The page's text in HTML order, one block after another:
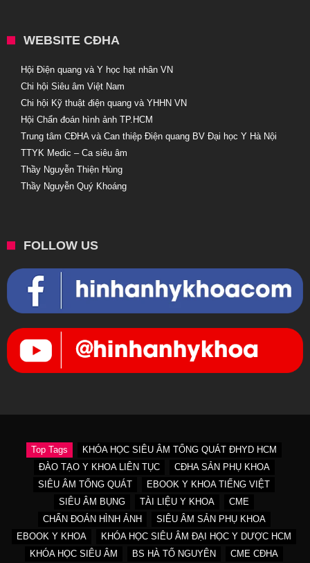
WEBSITE CĐHA
Hội Điện quang và Y học hạt nhân VN
Chi hội Siêu âm Việt Nam
Chi hội Kỹ thuật điện quang và YHHN VN
Hội Chẩn đoán hình ảnh TP.HCM
Trung tâm CĐHA và Can thiệp Điện quang BV Đại học Y Hà Nội
TTYK Medic – Ca siêu âm
Thầy Nguyễn Thiện Hùng
Thầy Nguyễn Quý Khoáng
FOLLOW US
Top Tags
KHÓA HỌC SIÊU ÂM TỔNG QUÁT ĐHYD HCM
ĐÀO TẠO Y KHOA LIÊN TỤC
CĐHA SẢN PHỤ KHOA
SIÊU ÂM TỔNG QUÁT
EBOOK Y KHOA TIẾNG VIỆT
SIÊU ÂM BỤNG
TÀI LIỆU Y KHOA
CME
CHẨN ĐOÁN HÌNH ẢNH
SIÊU ÂM SẢN PHỤ KHOA
EBOOK Y KHOA
KHÓA HỌC SIÊU ÂM ĐẠI HỌC Y DƯỢC HCM
KHÓA HỌC SIÊU ÂM
BS HÀ TỐ NGUYÊN CME CĐHA